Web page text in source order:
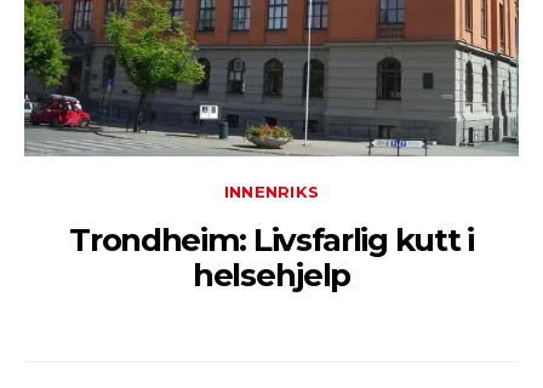
INNENRIKS
Trondheim: Livsfarlig kutt i
helsehjelp